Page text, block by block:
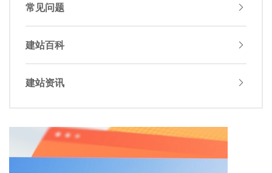
常见问题
建站百科
建站资讯